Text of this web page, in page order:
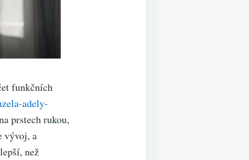
funkčních
adely-
prstech rukou,
vývoj, a
než